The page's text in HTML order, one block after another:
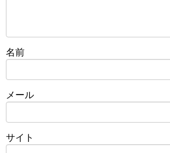
名前
メール
サイト